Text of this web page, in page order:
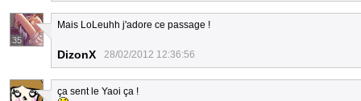
35
Mais LoLeuhh j'adore ce passage !
DizonX 28/02/2012 12:36:56
ça sent le Yaoi ça !